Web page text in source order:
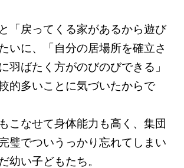
「戻ってくる家があるから遊び
いに、「自分の居場所を確立さ
羽ばたく方がのびのびできる」
的多いことに気づいたからで
こなせて身体能力も高く、集団
璧でついうっかり忘れてしまい
幼い子どもたち。